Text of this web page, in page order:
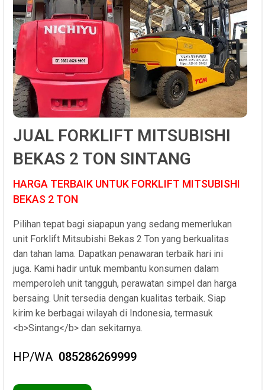
JUAL FORKLIFT MITSUBISHI
BEKAS 2 TON SINTANG
HARGA TERBAIK UNTUK FORKLIFT MITSUBISHI
BEKAS 2 TON
Pilihan tepat bagi siapapun yang sedang memerlukan
unit Forklift Mitsubishi Bekas 2 Ton yang berkualitas
dan tahan lama. Dapatkan penawaran terbaik hari ini
juga. Kami hadir untuk membantu konsumen dalam
memperoleh unit tangguh, perawatan simpel dan harga
bersaing. Unit tersedia dengan kualitas terbaik. Siap
kirim ke berbagai wilayah di Indonesia, termasuk
<b>Sintang</b> dan sekitarnya.
HP/WA 085286269999